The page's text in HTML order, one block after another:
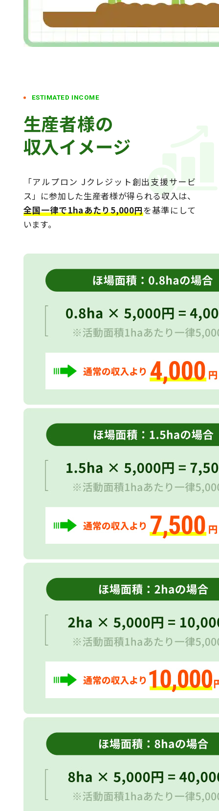
ESTIMATED INCOME
生産者様の
収入イメージ
「アルプロン Jクレジット創出支援サービ
ス」に参加した生産者様が得られる収入は、
全国一律で1haあたり5,000円を基準にして
います。